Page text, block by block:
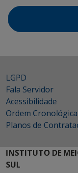
LGPD
Fala Servidor
Acessibilidade
Ordem
Planos de
INSTITUTO DE
SUL